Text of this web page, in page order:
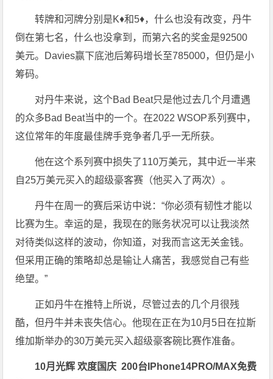
转牌和河牌分别是K♦和5♦，什么也没有改变，丹牛
倒在第七名，什么也没拿到，而第六名的奖金是92500
美元。Davies赢下底池后筹码增长至785000，但仍是小
筹码。
对丹牛来说，这个Bad Beat只是他过去几个月遭遇
的众多Bad Beat当中的一个。在2022 WSOP系列赛中，
这位常年的年度最佳牌手竞争者几乎一无所获。
他在这个系列赛中损失了110万美元，其中近一半来
自25万美元买入的超级豪客赛（他买入了两次）。
丹牛在周一的赛后采访中说：“你必须有韧性才能以
比赛为生。幸运的是，我现在的账务状况可以让我淡然
对待类似这样的波动，你知道，对我而言这无关金钱。
但采用正确的策略却总是输让人痛苦，我感觉自己有些
绝望。”
正如丹牛在推特上所说，尽管过去的几个月很残
酷，但丹牛并未丧失信心。他现在正在为10月5日在拉斯
维加斯举办的30万美元买入超级豪客碗比赛作准备。
10月光辉 欢度国庆200台 IPhone14PRO/MAX免费